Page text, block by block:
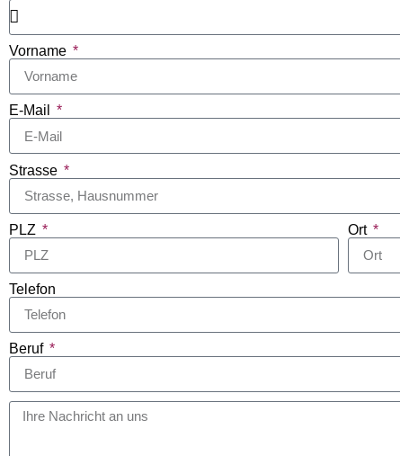
Vorname
E-Mail
Strasse
PLZ Ort
Telefon
Beruf